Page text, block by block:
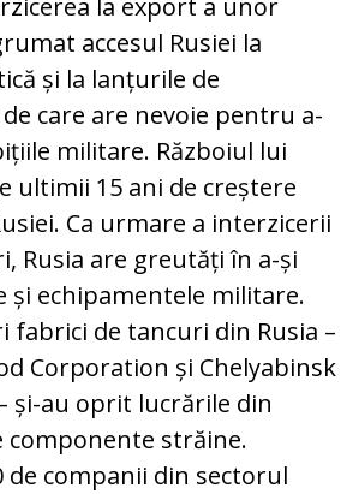
la export a unor
accesul Rusiei la
și la lanțurile de
care are nevoie pentru a-
militare. Războiul lui
ultimii 15 ani de creștere
Ca urmare a interzicerii
Rusia are greutăți în a-și
și echipamentele militare.
fabrici de tancuri din Rusia –
Corporation și Chelyabinsk
și-au oprit lucrările din
componente străine.
de companii din sectorul